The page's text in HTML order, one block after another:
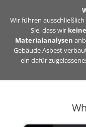
Inhalt
springen
Wir führen ausschließlich
Sie, dass wir
Materialanalysen
Gebäude Asbest
ein dafür